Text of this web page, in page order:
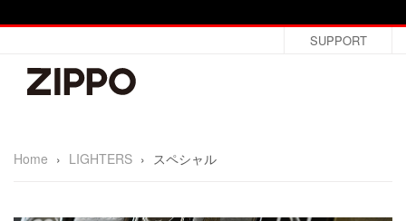
SUPPORT
Home › LIGHTERS › スペシャル